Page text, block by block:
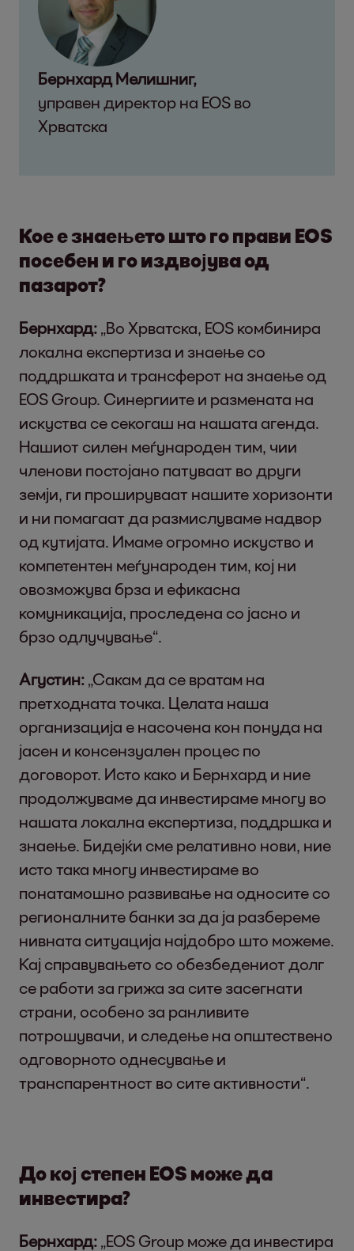
Бернхард Мелишниг,
управен директор на EOS во
Хрватска
Кое е знаењето што го прави EOS
посебен и го издвојува од
пазарот?
Бернхард: „Во Хрватска, EOS комбинира
локална експертиза и знаење со
поддршката и трансферот на знаење од
EOS Group. Синергиите и размената на
искуства се секогаш на нашата агенда.
Нашиот силен меѓународен тим, чии
членови постојано патуваат во други
земји, ги прошируваат нашите хоризонти
и ни помагаат да размислуваме надвор
од кутијата. Имаме огромно искуство и
компетентен меѓународен тим, кој ни
овозможува брза и ефикасна
комуникација, проследена со јасно и
брзо одлучување“.
Агустин: „Сакам да се вратам на
претходната точка. Целата наша
организација е насочена кон понуда на
јасен и консензуален процес по
договорот. Исто како и Бернхард и ние
продолжуваме да инвестираме многу во
нашата локална експертиза, поддршка и
знаење. Бидејќи сме релативно нови, ние
исто така многу инвестираме во
понатамошно развивање на односите со
регионалните банки за да ја разбереме
нивната ситуација најдобро што можеме.
Кај справувањето со обезбедениот долг
се работи за грижа за сите засегнати
страни, особено за ранливите
потрошувачи, и следење на општествено
одговорното однесување и
транспарентност во сите активности“.
До кој степен EOS може да
инвестира?
Бернхард: „EOS Group може да инвестира